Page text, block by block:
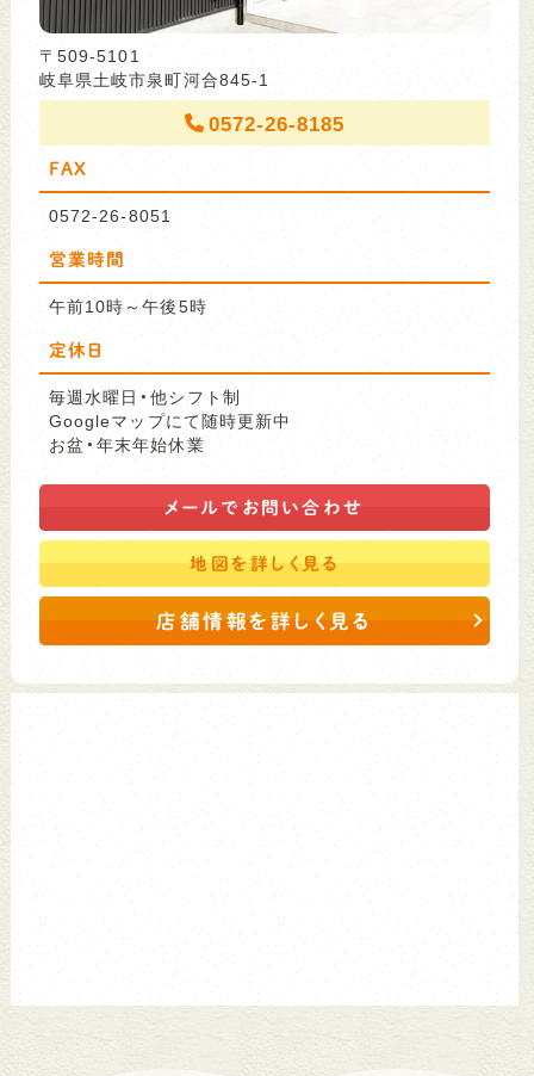
〒509-5101
岐阜県土岐市泉町河合845-1
0572-26-8185
FAX
0572-26-8051
営業時間
午前10時～午後5時
定休日
毎週水曜日・他シフト制
Googleマップにて随時更新中
お盆・年末年始休業
メールで お問い合わせ
地図を詳しく見る
店舗情報を詳しく見る